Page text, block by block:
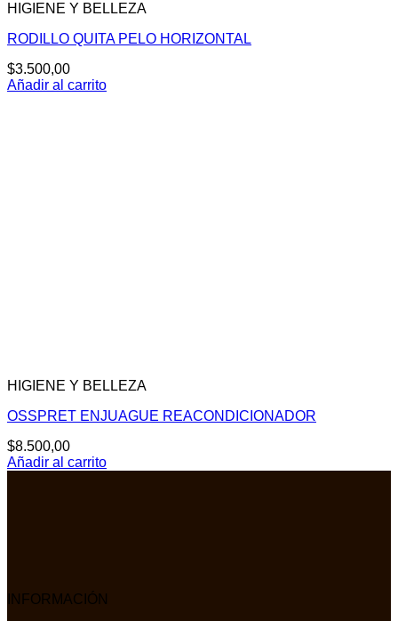
HIGIENE Y BELLEZA
RODILLO QUITA PELO HORIZONTAL
$3.500,00
Añadir al carrito
HIGIENE Y BELLEZA
OSSPRET ENJUAGUE REACONDICIONADOR
$8.500,00
Añadir al carrito
INFORMACIÓN